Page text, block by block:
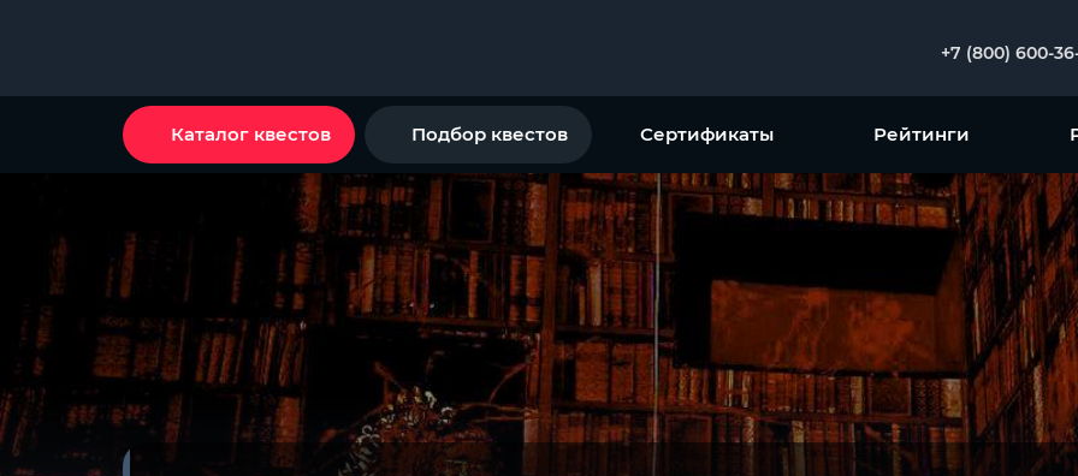
+7 (800) 600-
Каталог квестов Подбор квестов Сертификаты Рейтинги